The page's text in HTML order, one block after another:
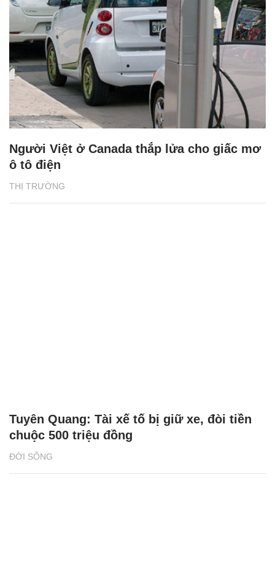
THỊ TRƯỜNG
Người Việt ở Canada thắp lửa cho giấc mơ
ô tô điện
ĐỜI SỐNG
Tuyên Quang: Tài xế tố bị giữ xe, đòi tiền
chuộc 500 triệu đồng